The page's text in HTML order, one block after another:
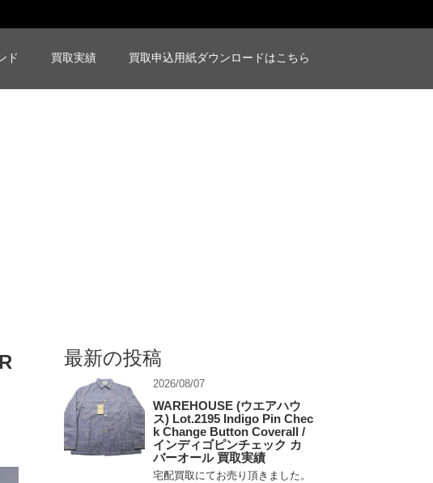
ド 買取実績 買取申込用紙ダウンロードはこちら
最新の投稿
2026/08/07
WAREHOUSE (ウエアハウ
ス) Lot.2195 Indigo Pin Chec
k Change Button Coverall /
インディゴピンチェック カ
バーオール 買取実績
宅配買取にてお売り頂きました。